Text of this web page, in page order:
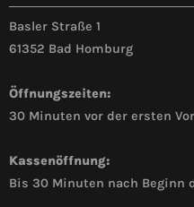
Basler Straße 1
61352 Bad Homburg
Öffnungszeiten:
30 Minuten vor der ersten
Kassenöffnung:
Bis 30 Minuten nach Beginn